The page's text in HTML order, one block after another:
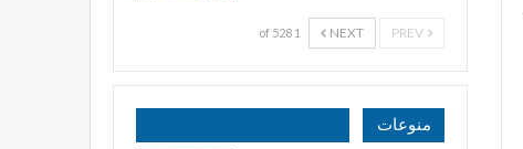
NEXT
1 of 528
منوعات